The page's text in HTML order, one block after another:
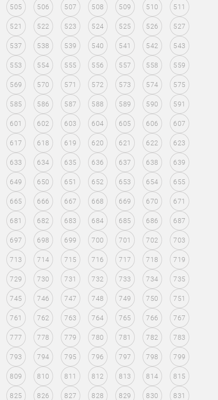
505 506 507 508 509 510 511
521 522 523 524 525 526 527
537 538 539 540 541 542 543
553 554 555 556 557 558 559
569 570 571 572 573 574 575
585 586 587 588 589 590 591
601 602 603 604 605 606 607
617 618 619 620 621 622 623
633 634 635 636 637 638 639
649 650 651 652 653 654 655
665 666 667 668 669 670 671
681 682 683 684 685 686 687
697 698 699 700 701 702 703
713 714 715 716 717 718 719
729 730 731 732 733 734 735
745 746 747 748 749 750 751
761 762 763 764 765 766 767
777 778 779 780 781 782 783
793 794 795 796 797 798 799
809 810 811 812 813 814 815
825 826 827 828 829 830 831